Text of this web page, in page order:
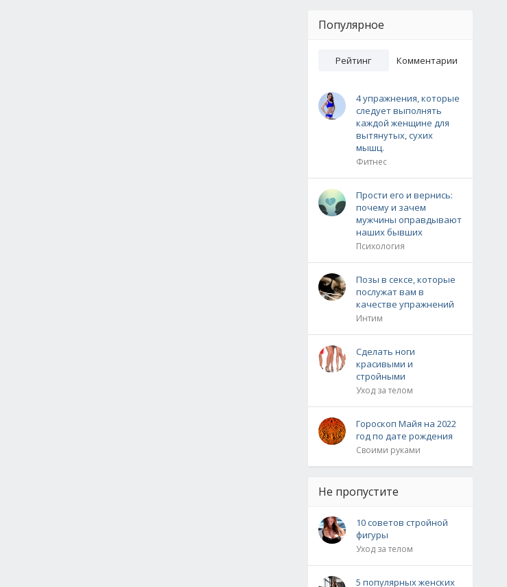
Популярное
Рейтинг Комментарии
4 упражнения, которые
следует выполнять
каждой женщине для
вытянутых, сухих
мышц.
Фитнес
Прости его и вернись:
почему и зачем
мужчины оправдывают
наших бывших
Психология
Позы в сексе, которые
послужат вам в
качестве упражнений
Интим
Сделать ноги
красивыми и
стройными
Уход за телом
Гороскоп Майя на 2022
год по дате рождения
Своими руками
Не пропустите
10 советов cтройной
фигуры
Уход за телом
5 популярных женских